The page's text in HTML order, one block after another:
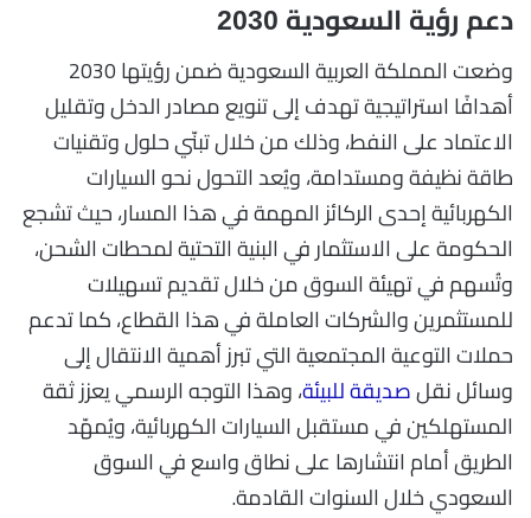
دعم رؤية السعودية 2030
وضعت المملكة العربية السعودية ضمن رؤيتها 2030
أهدافًا استراتيجية تهدف إلى تنويع مصادر الدخل وتقليل
الاعتماد على النفط، وذلك من خلال تبنّي حلول وتقنيات
طاقة نظيفة ومستدامة، ويُعد التحول نحو السيارات
الكهربائية إحدى الركائز المهمة في هذا المسار، حيث تشجع
الحكومة على الاستثمار في البنية التحتية لمحطات الشحن،
وتُسهم في تهيئة السوق من خلال تقديم تسهيلات
للمستثمرين والشركات العاملة في هذا القطاع، كما تدعم
حملات التوعية المجتمعية التي تبرز أهمية الانتقال إلى
وسائل نقلصديقة للبيئة، وهذا التوجه الرسمي يعزز ثقة
المستهلكين في مستقبل السيارات الكهربائية، ويُمهّد
الطريق أمام انتشارها على نطاق واسع في السوق
السعودي خلال السنوات القادمة.